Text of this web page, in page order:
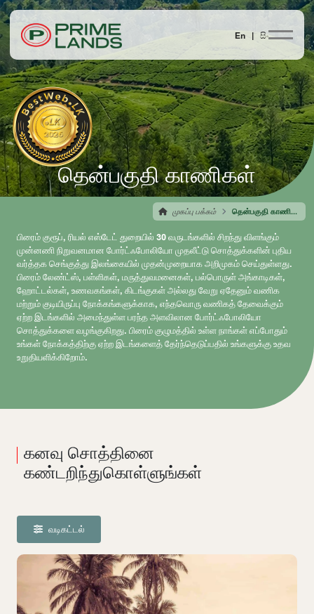
En | සිං
தென்பகுதி காணிகள்
முகப்பு பக்கம் தென்பகுதி காணிகள்
பிரைம் குரூப், ரியல் எஸ்டேட் துறையில் 30 வருடங்களில் சிறந்து விளங்கும்
முன்னணி நிறுவனமான போர்ட்ஃபோலியோ முதலீட்டு சொத்துக்களின் புதிய
வர்த்தக செங்குத்து இலங்கையில் முதன்முறையாக அறிமுகம் செய்துள்ளது.
பிரைம் லேண்ட்ஸ், பள்ளிகள், மருத்துவமனைகள், பல்பொருள் அங்காடிகள்,
ஹோட்டல்கள், உணவகங்கள், கிடங்குகள் அல்லது வேறு ஏதேனும் வணிக
மற்றும் குடியிருப்பு நோக்கங்களுக்காக, எந்தவொரு வணிகத் தேவைக்கும்
ஏற்ற இடங்களில் அமைந்துள்ள பரந்த அளவிலான போர்ட்ஃபோலியோ
சொத்துக்களை வழங்குகிறது. பிரைம் குழுமத்தில் உள்ள நாங்கள் எப்போதும்
உங்கள் நோக்கத்திற்கு ஏற்ற இடங்களைத் தேர்ந்தெடுப்பதில் உங்களுக்கு உதவ
உறுதியளிக்கிறோம்.
கனவு சொத்தினை
கண்டறிந்துகொள்ளுங்கள்
வடிகட்டல்